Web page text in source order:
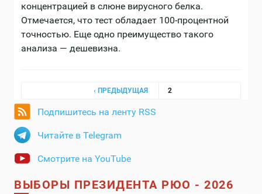
концентрацией в слюне вирусного белка.
Отмечается, что тест обладает 100-процентной
точностью. Еще одно преимущество такого
анализа — дешевизна.
Страницы‹ ПРЕДЫДУЩАЯ 2
Подпишитесь на ленту RSS
Читайте в Telegram
Смотрите на YouTube
ВЫБОРЫ ПРЕЗИДЕНТА РЮО - 2026